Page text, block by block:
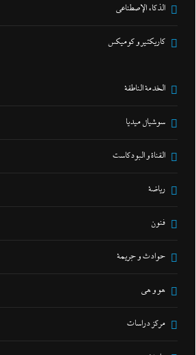
الذكاء الإصطناعي
كاريكتير و كوميكس
الخدمة الناطقة
سوشيال ميديا
القناة و البودكاست
رياضة
فنون
حوادث و جريمة
هو و هي
مركز دراسات